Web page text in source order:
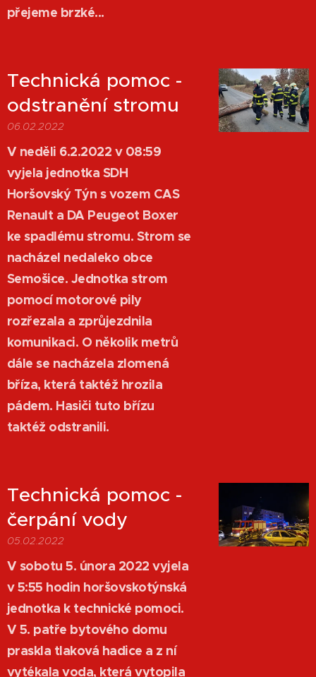
přejeme brzké...
Technická pomoc -
odstranění stromu
06.02.2022
V neděli 6.2.2022 v 08:59
vyjela jednotka SDH
Horšovský Týn s vozem CAS
Renault a DA Peugeot Boxer
ke spadlému stromu. Strom se
nacházel nedaleko obce
Semošice. Jednotka strom
pomocí motorové pily
rozřezala a zprůjezdnila
komunikaci. O několik metrů
dále se nacházela zlomená
bříza, která taktéž hrozila
pádem. Hasiči tuto břízu
taktéž odstranili.
Technická pomoc -
čerpání vody
05.02.2022
V sobotu 5. února 2022 vyjela
v 5:55 hodin horšovskotýnská
jednotka k technické pomoci.
V 5. patře bytového domu
praskla tlaková hadice a z ní
vytékala voda, která vytopila